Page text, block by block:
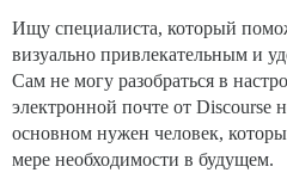
Ищу специалиста, который
визуально привлекательным и
Сам не могу разобраться в
электронной почте от Discourse
основном нужен человек,
мере необходимости в будущем.